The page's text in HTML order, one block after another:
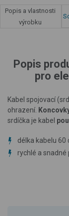
Popis a vlastnosti
výrobku
Popis
pro
Kabel spojovací
ohrazení.
srdíčka je kabel
délka kabelu 60
rychlé a snadné